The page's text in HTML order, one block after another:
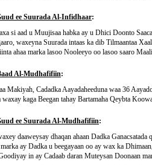
ee Suurada Al-Infidhaar:
si aad u Muujisaa habka ay u Dhici Doonto
waxeyna Suurada intaas ka dib Tilmaantaa
ahaa marka lasoo Nooleeyo oo lasoo saaro
Al-Mudhafifiin:
Makiyah, Cadadka Aayadaheeduna waa 36
kaga Beegan tahay Bartamaha Qeybta
ee Suurada Al-Mudhafifiin:
daaweysay dhaqan ahaan Dadka
ay Dadka u beegayaan oo ay wax ka
in ay Cadaab daran Muteysan Doonaan